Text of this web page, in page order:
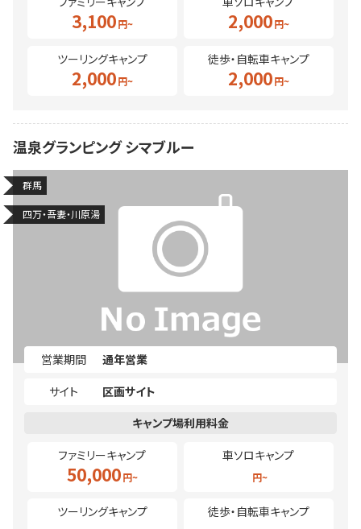
3,100 2,000
ツーリングキャンプ
2,000
徒歩・自転車キャンプ
2,000
温泉グランピング シマブルー
群馬
四万・吾妻・川原湯
営業期間
通年営業
サイト
区画サイト
ファミリーキャンプ
50,000
車ソロキャンプ
ツーリングキャンプ 徒歩・自転車キャンプ